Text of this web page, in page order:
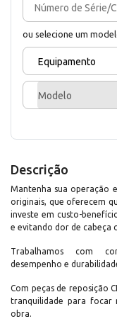
ou selecione um
Equipamento
Modelo
Descrição
Mantenha sua operação
originais, que oferecem
investe em custo-
e evitando dor de cabeça
Trabalhamos com
desempenho e
Com peças de reposição
tranquilidade para focar
obra.